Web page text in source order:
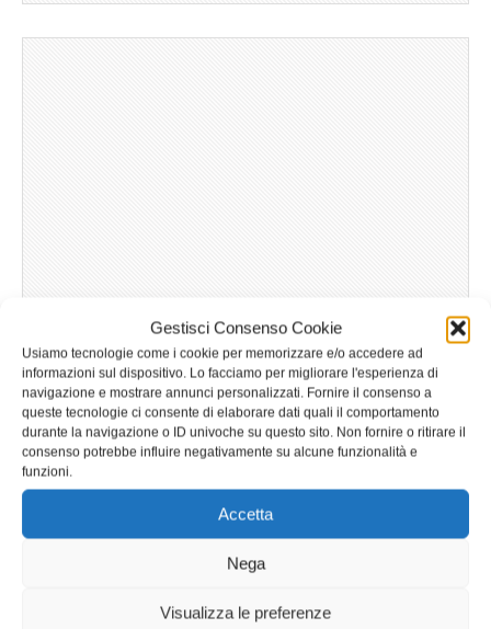
Gestisci Consenso Cookie
Usiamo tecnologie come i cookie per memorizzare e/o accedere ad
informazioni sul dispositivo. Lo facciamo per migliorare l'esperienza di
navigazione e mostrare annunci personalizzati. Fornire il consenso a
queste tecnologie ci consente di elaborare dati quali il comportamento
durante la navigazione o ID univoche su questo sito. Non fornire o ritirare il
consenso potrebbe influire negativamente su alcune funzionalità e
funzioni.
Accetta
Nega
Visualizza le preferenze